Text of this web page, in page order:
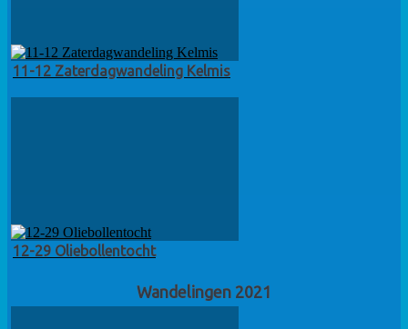
11-12 Zaterdagwandeling Kelmis
12-29 Oliebollentocht
Wandelingen 2021